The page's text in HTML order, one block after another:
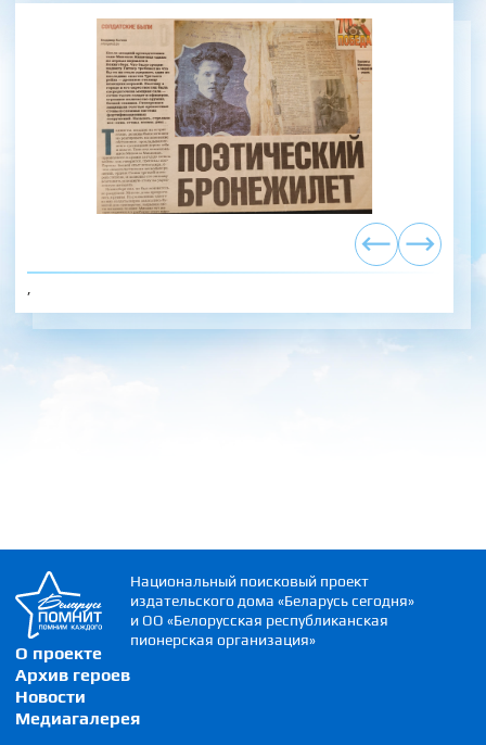
О проекте
Архив героев
Новости
Медиагалерея
Национальный поисковый проект
издательского дома «Беларусь сегодня»
и ОО «Белорусская республиканская
пионерская организация»